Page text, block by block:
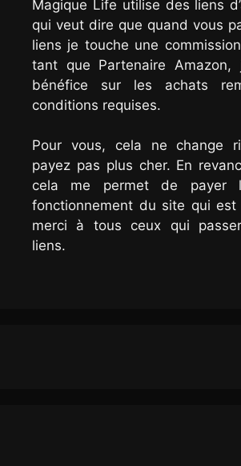
Magique Life utilise des liens
qui veut dire que quand vous
liens je touche une
tant que Partenaire Amazon,
bénéfice sur les achats
conditions requises.
Pour vous, cela ne change
payez pas plus cher. En
cela me permet de payer
fonctionnement du site qui est
merci à tous ceux qui
liens.